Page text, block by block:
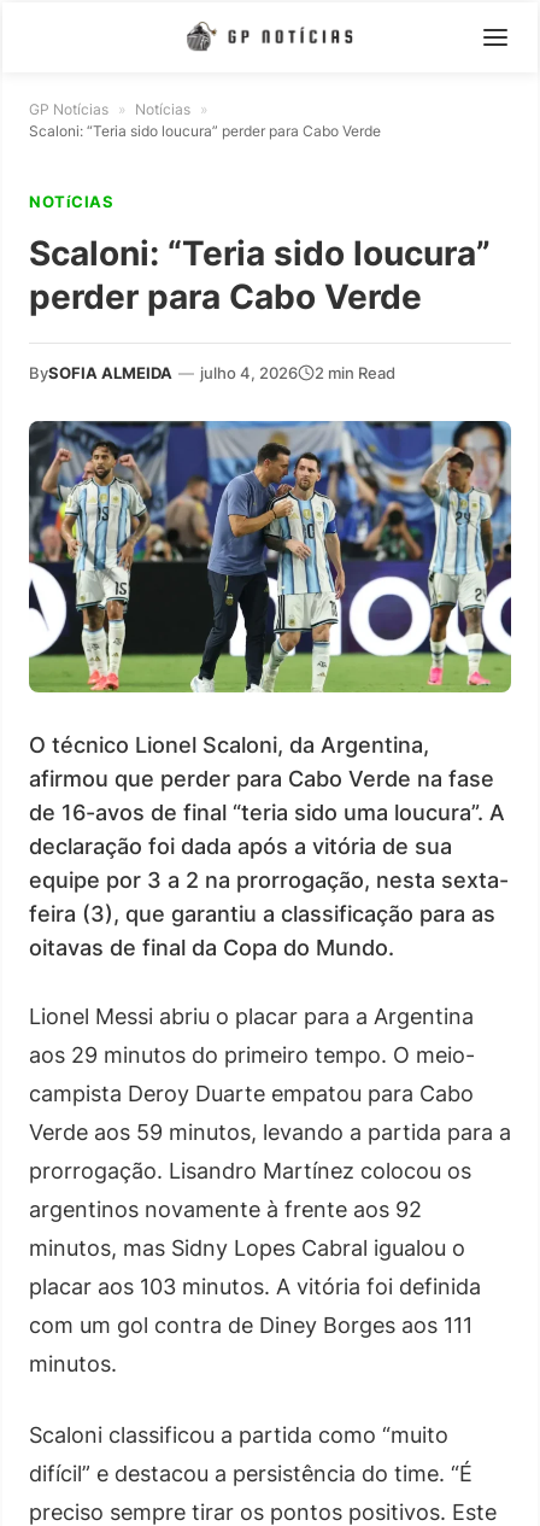
GP Notícias » Notícias »
Scaloni: “Teria sido loucura” perder para Cabo Verde
NOTíCIAS
Scaloni: “Teria sido loucura”
perder para Cabo Verde
BySOFIA ALMEIDA — julho 4, 2026 2 min Read
O técnico Lionel Scaloni, da Argentina,
afirmou que perder para Cabo Verde na fase
de 16-avos de final “teria sido uma loucura”. A
declaração foi dada após a vitória de sua
equipe por 3 a 2 na prorrogação, nesta sexta-
feira (3), que garantiu a classificação para as
oitavas de final da Copa do Mundo.
Lionel Messi abriu o placar para a Argentina
aos 29 minutos do primeiro tempo. O meio-
campista Deroy Duarte empatou para Cabo
Verde aos 59 minutos, levando a partida para a
prorrogação. Lisandro Martínez colocou os
argentinos novamente à frente aos 92
minutos, mas Sidny Lopes Cabral igualou o
placar aos 103 minutos. A vitória foi definida
com um gol contra de Diney Borges aos 111
minutos.
Scaloni classificou a partida como “muito
difícil” e destacou a persistência do time. “É
preciso sempre tirar os pontos positivos. Este